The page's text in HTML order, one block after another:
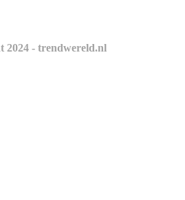
2024 - trendwereld.nl